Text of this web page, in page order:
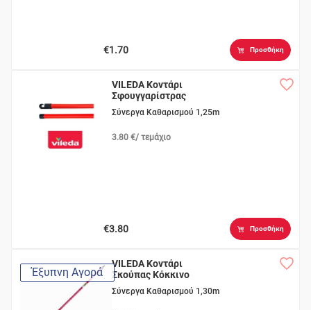
€1.70 Προσθήκη
VILEDA Κοντάρι
Σφουγγαρίστρας
Super
Σύνεργα Καθαρισμού 1,25m
3.80 €/ τεμάχιο
€3.80 Προσθήκη
Έξυπνη Αγορά
VILEDA Κοντάρι
Σκούπας Κόκκινο
Σύνεργα Καθαρισμού 1,30m